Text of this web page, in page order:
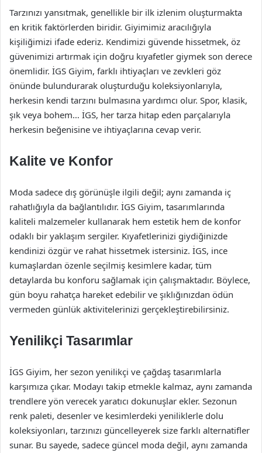
Tarzınızı yansıtmak, genellikle bir ilk izlenim oluşturmakta
en kritik faktörlerden biridir. Giyimimiz aracılığıyla
kişiliğimizi ifade ederiz. Kendimizi güvende hissetmek, öz
güvenimizi artırmak için doğru kıyafetler giymek son derece
önemlidir. İGS Giyim, farklı ihtiyaçları ve zevkleri göz
önünde bulundurarak oluşturduğu koleksiyonlarıyla,
herkesin kendi tarzını bulmasına yardımcı olur. Spor, klasik,
şık veya bohem… İGS, her tarza hitap eden parçalarıyla
herkesin beğenisine ve ihtiyaçlarına cevap verir.
Kalite ve Konfor
Moda sadece dış görünüşle ilgili değil; aynı zamanda iç
rahatlığıyla da bağlantılıdır. İGS Giyim, tasarımlarında
kaliteli malzemeler kullanarak hem estetik hem de konfor
odaklı bir yaklaşım sergiler. Kıyafetlerinizi giydiğinizde
kendinizi özgür ve rahat hissetmek istersiniz. İGS, ince
kumaşlardan özenle seçilmiş kesimlere kadar, tüm
detaylarda bu konforu sağlamak için çalışmaktadır. Böylece,
gün boyu rahatça hareket edebilir ve şıklığınızdan ödün
vermeden günlük aktivitelerinizi gerçekleştirebilirsiniz.
Yenilikçi Tasarımlar
İGS Giyim, her sezon yenilikçi ve çağdaş tasarımlarla
karşımıza çıkar. Modayı takip etmekle kalmaz, aynı zamanda
trendlere yön verecek yaratıcı dokunuşlar ekler. Sezonun
renk paleti, desenler ve kesimlerdeki yeniliklerle dolu
koleksiyonları, tarzınızı güncelleyerek size farklı alternatifler
sunar. Bu sayede, sadece güncel moda değil, aynı zamanda